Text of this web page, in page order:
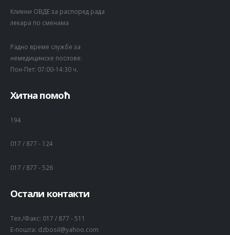
Кликни ОВДЕ за распоред рада
лекара по сменама
Радно време службе за
немедицинске послове:
Пон-Пет: 07:00-14:30 ч.
Хитна помоћ
194
017 / 877 - 124
017 / 877 - 526
Остали контакти
Тел./Факс: 017 / 877 - 511
Е-пошта: dzbosil@yahoo.com